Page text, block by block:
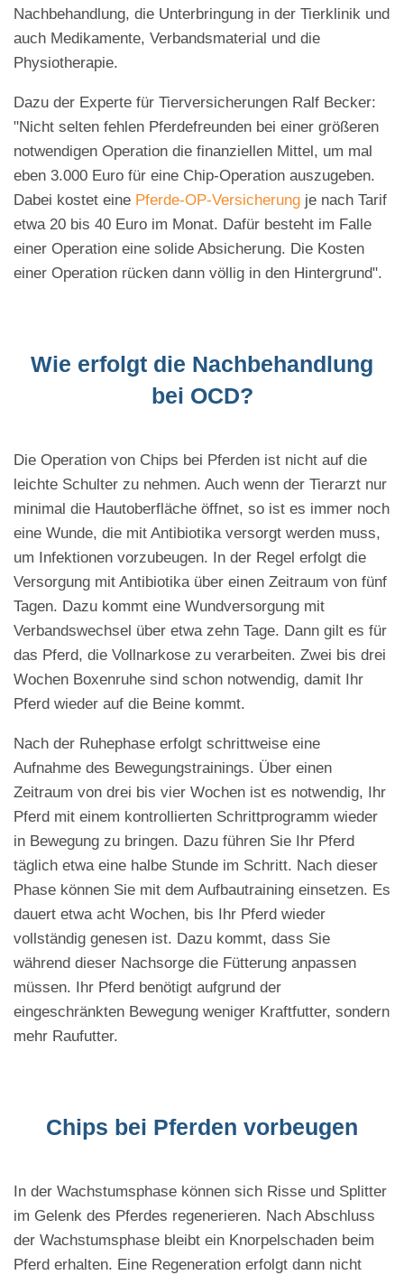
Nachbehandlung, die Unterbringung in der Tierklinik und
auch Medikamente, Verbandsmaterial und die
Physiotherapie.
Dazu der Experte für Tierversicherungen Ralf Becker:
"Nicht selten fehlen Pferdefreunden bei einer größeren
notwendigen Operation die finanziellen Mittel, um mal
eben 3.000 Euro für eine Chip-Operation auszugeben.
Dabei kostet eine Pferde-OP-Versicherung je nach Tarif
etwa 20 bis 40 Euro im Monat. Dafür besteht im Falle
einer Operation eine solide Absicherung. Die Kosten
einer Operation rücken dann völlig in den Hintergrund".
Wie erfolgt die Nachbehandlung
bei OCD?
Die Operation von Chips bei Pferden ist nicht auf die
leichte Schulter zu nehmen. Auch wenn der Tierarzt nur
minimal die Hautoberfläche öffnet, so ist es immer noch
eine Wunde, die mit Antibiotika versorgt werden muss,
um Infektionen vorzubeugen. In der Regel erfolgt die
Versorgung mit Antibiotika über einen Zeitraum von fünf
Tagen. Dazu kommt eine Wundversorgung mit
Verbandswechsel über etwa zehn Tage. Dann gilt es für
das Pferd, die Vollnarkose zu verarbeiten. Zwei bis drei
Wochen Boxenruhe sind schon notwendig, damit Ihr
Pferd wieder auf die Beine kommt.
Nach der Ruhephase erfolgt schrittweise eine
Aufnahme des Bewegungstrainings. Über einen
Zeitraum von drei bis vier Wochen ist es notwendig, Ihr
Pferd mit einem kontrollierten Schrittprogramm wieder
in Bewegung zu bringen. Dazu führen Sie Ihr Pferd
täglich etwa eine halbe Stunde im Schritt. Nach dieser
Phase können Sie mit dem Aufbautraining einsetzen. Es
dauert etwa acht Wochen, bis Ihr Pferd wieder
vollständig genesen ist. Dazu kommt, dass Sie
während dieser Nachsorge die Fütterung anpassen
müssen. Ihr Pferd benötigt aufgrund der
eingeschränkten Bewegung weniger Kraftfutter, sondern
mehr Raufutter.
Chips bei Pferden vorbeugen
In der Wachstumsphase können sich Risse und Splitter
im Gelenk des Pferdes regenerieren. Nach Abschluss
der Wachstumsphase bleibt ein Knorpelschaden beim
Pferd erhalten. Eine Regeneration erfolgt dann nicht